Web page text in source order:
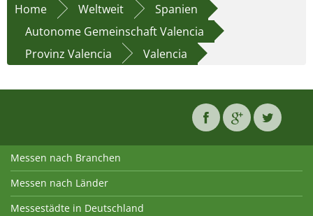
Home Weltweit
Spanien
Autonome Gemeinschaft Valencia
Provinz Valencia
Valencia
Messen nach Branchen
Messen nach Länder
Messestädte in Deutschland